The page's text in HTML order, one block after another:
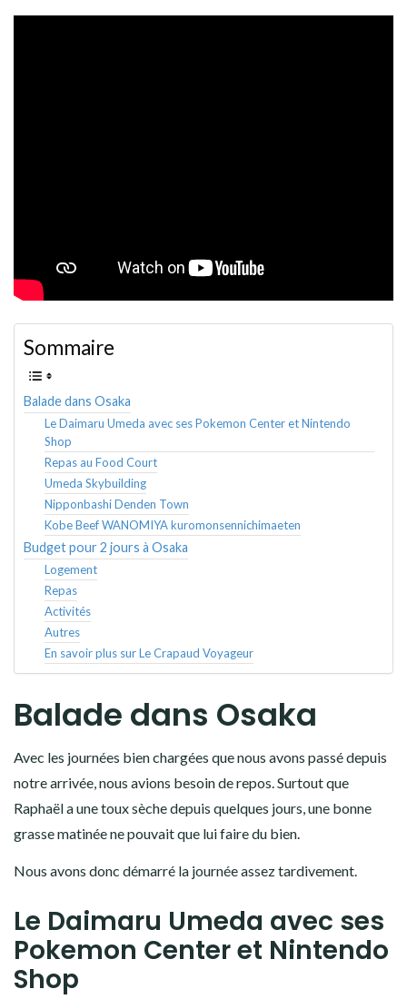
Sommaire
Balade dans Osaka
Le Daimaru Umeda avec ses Pokemon Center et Nintendo
Shop
Repas au Food Court
Umeda Skybuilding
Nipponbashi Denden Town
Kobe Beef WANOMIYA kuromonsennichimaeten
Budget pour 2 jours à Osaka
Logement
Repas
Activités
Autres
En savoir plus sur Le Crapaud Voyageur
Balade dans Osaka
Avec les journées bien chargées que nous avons passé depuis
notre arrivée, nous avions besoin de repos. Surtout que
Raphaël a une toux sèche depuis quelques jours, une bonne
grasse matinée ne pouvait que lui faire du bien.
Nous avons donc démarré la journée assez tardivement.
Le Daimaru Umeda avec ses
Pokemon Center et Nintendo
Shop